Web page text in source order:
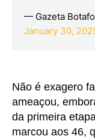
— Gazeta
January 30,
Não é exagero
ameaçou,
da primeira
marcou aos 46,